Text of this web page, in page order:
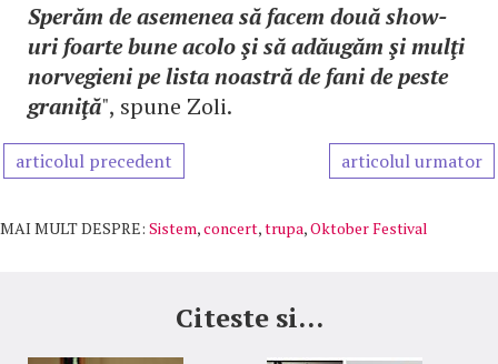
Sperăm de asemenea să facem două show-
uri foarte bune acolo şi să adăugăm şi mulţi
norvegieni pe lista noastră de fani de peste
graniţă", spune Zoli.
articolul precedent articolul urmator
MAI MULT DESPRE: Sistem,concert,trupa,Oktober Festival
Citeste si...